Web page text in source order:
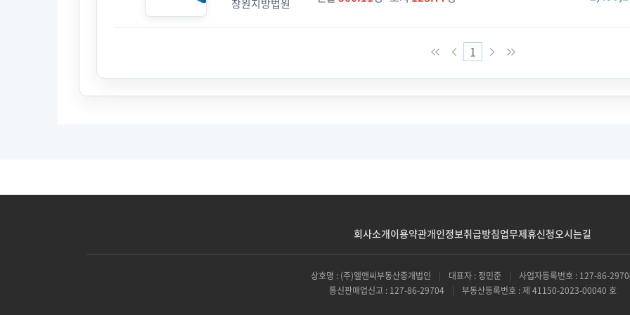
창원지방법원
1
회사소개이용약관개인정보취급방침업무제휴신청오시는길
상호명 : (주)엘앤씨부동산중개법인 | 대표자 : 정민준 |
사업자등록번호 : 127-86-
통신판매업신고 : 127-86-29704
| 부동산등록번호 : 제 41150-2023-00040 호